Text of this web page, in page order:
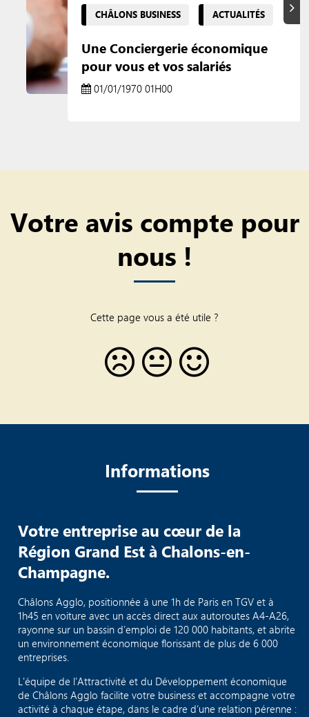
CHÂLONS BUSINESS ACTUALITÉS
Une Conciergerie économique
pour vous et vos salariés
01/01/1970 01H00
Votre avis compte pour
nous !
Cette page vous a été utile ?
Informations
Votre entreprise au cœur de la
Région Grand Est à Chalons-en-
Champagne.
Châlons Agglo, positionnée à une 1h de Paris en TGV et à
1h45 en voiture avec un accès direct aux autoroutes A4-A26,
rayonne sur un bassin d’emploi de 120 000 habitants, et abrite
un environnement économique florissant de plus de 6 000
entreprises.
L'équipe de l'Attractivité et du Développement économique
de Châlons Agglo facilite votre business et accompagne votre
activité à chaque étape, dans le cadre d’une relation pérenne :